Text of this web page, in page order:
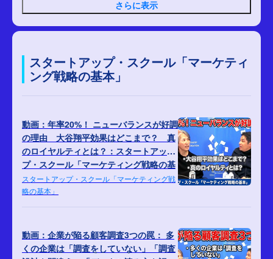
さらに表示
スタートアップ・スクール「マーケティ
ング戦略の基本」
動画：年率20%！ ニューバランスが好調
の理由 大谷翔平効果はどこまで？ 真
のロイヤルティとは？：スタートアッ
プ・スクール「マーケティング戦略の基
本」【対談Part 2】
スタートアップ・スクール「マーケティング戦
略の基本」
動画：企業が陥る顧客調査3つの罠： 多
くの企業は「調査をしていない」「調査